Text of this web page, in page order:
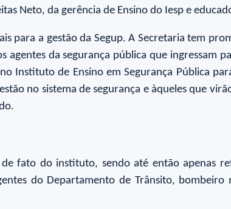
Neto, da gerência de Ensino do Iesp e
para a gestão da Segup. A Secretaria tem
da segurança pública que ingressam
Instituto de Ensino em Segurança Pública
no sistema de segurança e àqueles que
fato do instituto, sendo até então apenas
do Departamento de Trânsito, bombeiro